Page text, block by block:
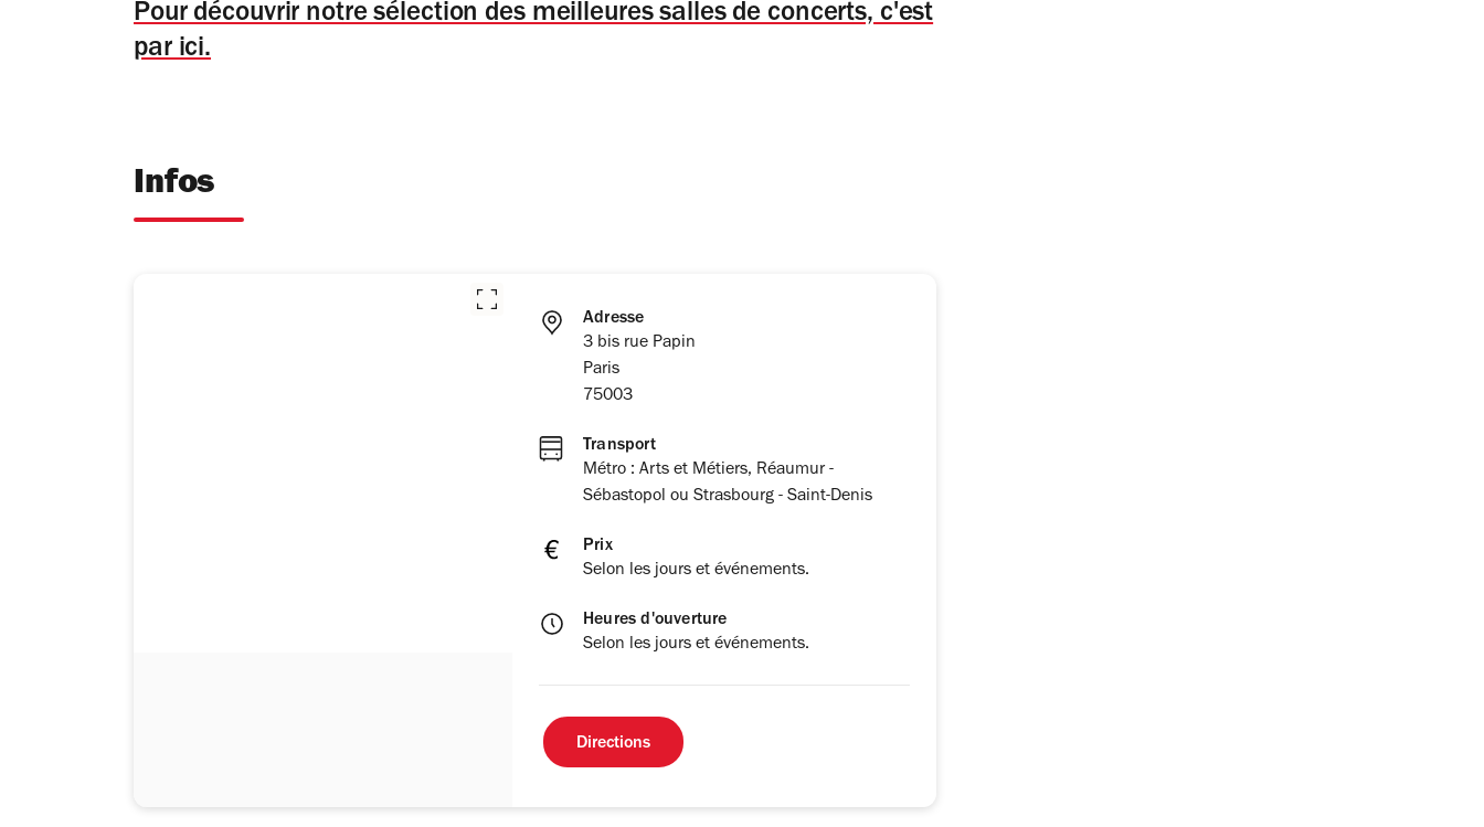
Pour découvrir notre sélection des meilleures salles de concerts, c'est
par ici.
Infos
Adresse
3 bis rue Papin
Paris
75003
Transport
Métro : Arts et Métiers, Réaumur -
Sébastopol ou Strasbourg - Saint-Denis
Prix
Selon les jours et événements.
Heures d'ouverture
Selon les jours et événements.
Directions